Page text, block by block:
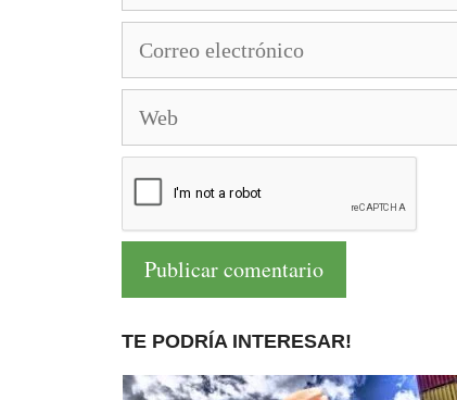
electrónico
TE PODRÍA INTERESAR!